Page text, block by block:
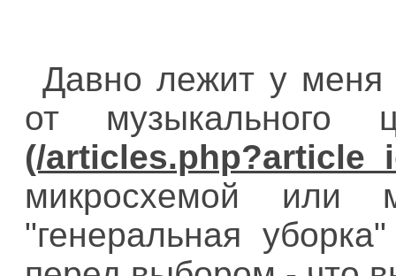
Давно лежит у меня
от музыкального
микросхемой или
"генеральная